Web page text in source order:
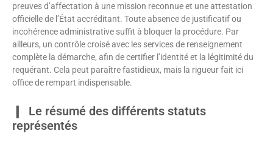
preuves d’affectation à une mission reconnue et une attestation
officielle de l’État accréditant. Toute absence de justificatif ou
incohérence administrative suffit à bloquer la procédure. Par
ailleurs, un contrôle croisé avec les services de renseignement
complète la démarche, afin de certifier l’identité et la légitimité du
requérant. Cela peut paraître fastidieux, mais la rigueur fait ici
office de rempart indispensable.
Le résumé des différents statuts
représentés